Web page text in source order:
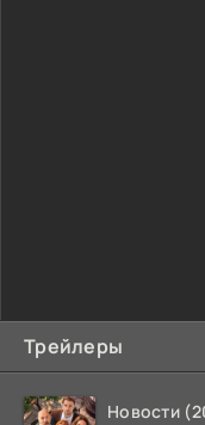
Трейлеры
Новости